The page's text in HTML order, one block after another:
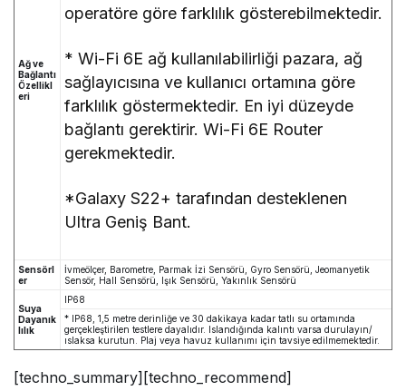
Ağ ve
Bağlantı
Özellikl
eri
operatöre göre farklılık gösterebilmektedir.
* Wi-Fi 6E ağ kullanılabilirliği pazara, ağ
sağlayıcısına ve kullanıcı ortamına göre
farklılık göstermektedir. En iyi düzeyde
bağlantı gerektirir. Wi-Fi 6E Router
gerekmektedir.
*Galaxy S22+ tarafından desteklenen
Ultra Geniş Bant.
Sensörl
er
İvmeölçer, Barometre, Parmak İzi Sensörü, Gyro Sensörü, Jeomanyetik
Sensör, Hall Sensörü, Işık Sensörü, Yakınlık Sensörü
Suya
Dayanık
lılık
IP68
* IP68, 1,5 metre derinliğe ve 30 dakikaya kadar tatlı su ortamında
gerçekleştirilen testlere dayalıdır. Islandığında kalıntı varsa durulayın/
ıslaksa kurutun. Plaj veya havuz kullanımı için tavsiye edilmemektedir.
[techno_summary][techno_recommend]